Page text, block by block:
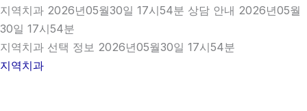
지역치과 2026년05월30일 17시54분 상담 안내 2026년05월
30일 17시54분
지역치과 선택 정보 2026년05월30일 17시54분
지역치과